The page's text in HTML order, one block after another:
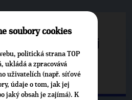
i školství. Matěj
s prezidentem
soubory cookies
politická strana TOP
ukládá a zpracovává
uživatelích (např. síťové
údaje o tom, jak jej
jaký obsah je zajímá). K